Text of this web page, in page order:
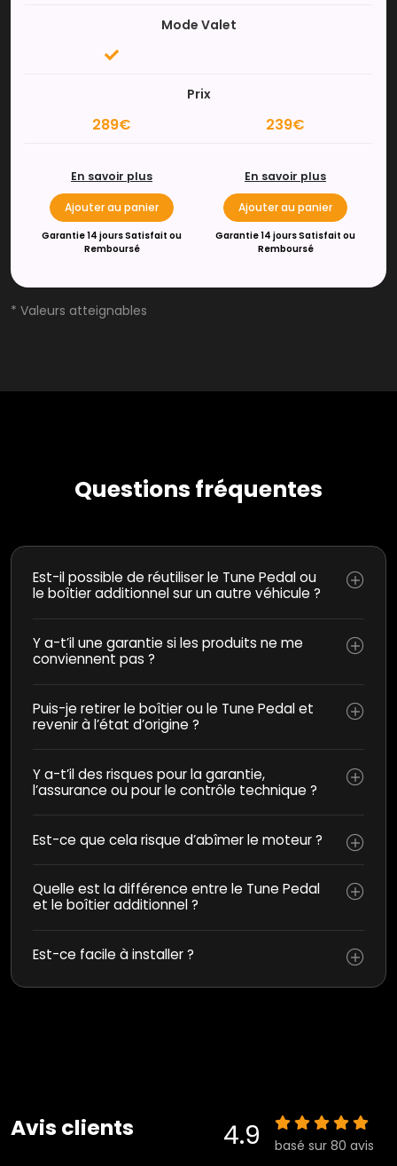
Mode Valet
Prix
289€ 239€
En savoir plus
Ajouter au panier
Garantie 14 jours Satisfait ou
Remboursé
En savoir plus
Ajouter au panier
Garantie 14 jours Satisfait ou
Remboursé
* Valeurs atteignables
Questions fréquentes
Est-il possible de réutiliser le Tune Pedal ou
le boîtier additionnel sur un autre véhicule ?
Y a-t’il une garantie si les produits ne me
conviennent pas ?
Puis-je retirer le boîtier ou le Tune Pedal et
revenir à l’état d’origine ?
Y a-t’il des risques pour la garantie,
l’assurance ou pour le contrôle technique ?
Est-ce que cela risque d’abîmer le moteur ?
Quelle est la différence entre le Tune Pedal
et le boîtier additionnel ?
Est-ce facile à installer ?
Avis clients 4.9 basé sur 80 avis